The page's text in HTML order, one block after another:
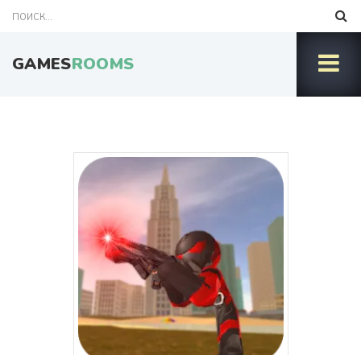
GAMESROOMS